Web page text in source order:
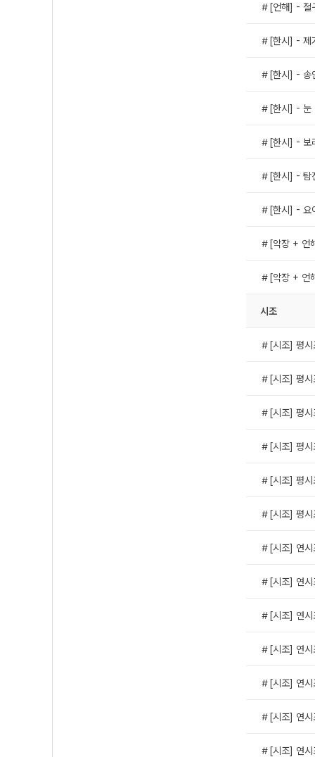
＃[언해] - 절
＃[한시] - 제
＃[한시] - 송
＃[한시] - 눈
＃[한시] - 보
＃[한시] - 탐
＃[한시] - 요
＃[악장 + 언
＃[악장 + 언
시조
＃[시조] 평
＃[시조] 평
＃[시조] 평
＃[시조] 평
＃[시조] 평
＃[시조] 평
＃[시조] 연
＃[시조] 연
＃[시조] 연
＃[시조] 연
＃[시조] 연
＃[시조] 연
＃[시조] 연